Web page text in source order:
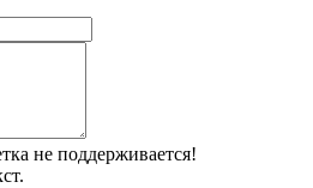
не поддерживается!